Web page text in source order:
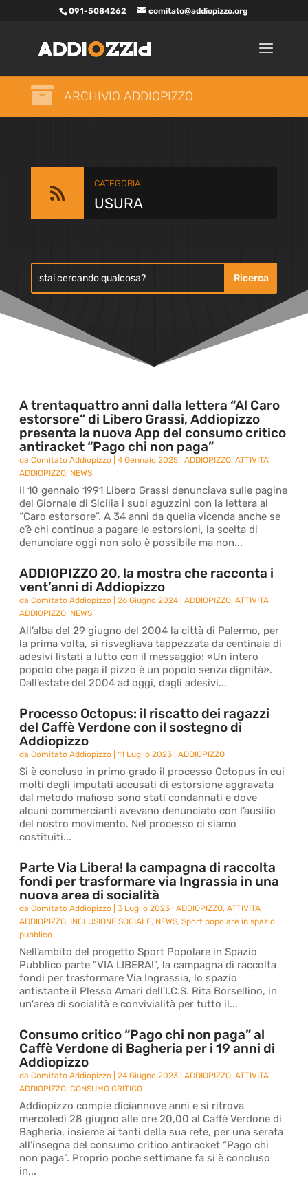
091-5084262 comitato@addiopizzo.org
 ARCHIVIO ADDIOPIZZO

CATEGORIA
USURA
A trentaquattro anni dalla lettera “Al Caro
estorsore” di Libero Grassi, Addiopizzo
presenta la nuova App del consumo critico
antiracket “Pago chi non paga”
daComitato Addiopizzo |4 Gennaio 2025 |ADDIOPIZZO,ATTIVITA'
ADDIOPIZZO, NEWS
Il 10 gennaio 1991 Libero Grassi denunciava sulle pagine
del Giornale di Sicilia i suoi aguzzini con la lettera al
“Caro estorsore”. A 34 anni da quella vicenda anche se
c’è chi continua a pagare le estorsioni, la scelta di
denunciare oggi non solo è possibile ma non...
ADDIOPIZZO 20, la mostra che racconta i
vent’anni di Addiopizzo
daComitato Addiopizzo |26 Giugno 2024 |ADDIOPIZZO,ATTIVITA'
ADDIOPIZZO, NEWS
All’alba del 29 giugno del 2004 la città di Palermo, per
la prima volta, si risvegliava tappezzata da centinaia di
adesivi listati a lutto con il messaggio: «Un intero
popolo che paga il pizzo è un popolo senza dignità».
Dall’estate del 2004 ad oggi, dagli adesivi...
Processo Octopus: il riscatto dei ragazzi
del Caffè Verdone con il sostegno di
Addiopizzo
daComitato Addiopizzo |11 Luglio 2023 |ADDIOPIZZO
Si è concluso in primo grado il processo Octopus in cui
molti degli imputati accusati di estorsione aggravata
dal metodo mafioso sono stati condannati e dove
alcuni commercianti avevano denunciato con l’ausilio
del nostro movimento. Nel processo ci siamo
costituiti...
Parte Via Libera! la campagna di raccolta
fondi per trasformare via Ingrassia in una
nuova area di socialità
daComitato Addiopizzo |3 Luglio 2023 |ADDIOPIZZO,ATTIVITA'
ADDIOPIZZO, INCLUSIONE SOCIALE, NEWS,Sport popolare in spazio
pubblico
Nell’ambito del progetto Sport Popolare in Spazio
Pubblico parte "VIA LIBERA!", la campagna di raccolta
fondi per trasformare Via Ingrassia, lo spazio
antistante il Plesso Amari dell’I.C.S. Rita Borsellino, in
un'area di socialità e convivialità per tutto il...
Consumo critico “Pago chi non paga” al
Caffè Verdone di Bagheria per i 19 anni di
Addiopizzo
daComitato Addiopizzo |24 Giugno 2023 |ADDIOPIZZO,ATTIVITA'
ADDIOPIZZO,CONSUMO CRITICO
Addiopizzo compie diciannove anni e si ritrova
mercoledì 28 giugno alle ore 20,00 al Caffè Verdone di
Bagheria, insieme ai tanti della sua rete, per una serata
all’insegna del consumo critico antiracket “Pago chi
non paga”. Proprio poche settimane fa si è concluso
in...